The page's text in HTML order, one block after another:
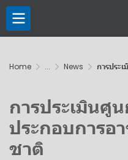
Home ... News การประเมิ
การประเมินศู
ประกอบการอ
ชาติ